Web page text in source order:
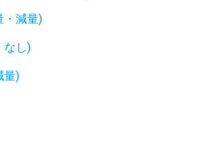
・減量)
なし)
量)